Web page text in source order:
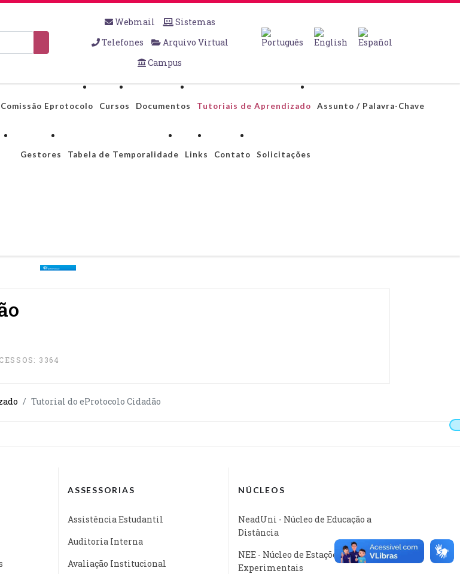
Webmail
Sistemas
Telefones
Arquivo Virtual
Campus
Comissão Eprotocolo Cursos Documentos Tutoriais de Aprendizado Assunto / Palavra-Chave
Gestores Tabela de Temporalidade Links Contato Solicitações
3364
Tutorial do eProtocolo Cidadão
ASSESSORIAS
Assistência Estudantil
Auditoria Interna
Avaliação Institucional
NÚCLEOS
NeadUni - Núcleo de Educação a
Distância
NEE - Núcleo de Estações
Experimentais